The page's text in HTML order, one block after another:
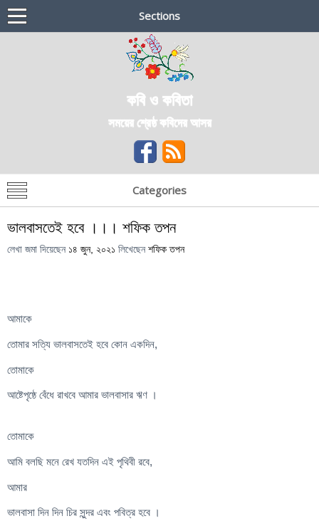
Sections
কবি ও কবিতা
সময়ের শ্রেষ্ঠ কবিদের আসর
Categories
ভালবাসতেই হবে ।।। শফিক তপন
লেখা জমা দিয়েছেন ১৪ জুন, ২০২১ লিখেছেন শফিক তপন
আমাকে
তোমার সত্যি ভালবাসতেই হবে কোন একদিন,
তোমাকে
আষ্টেপৃষ্ঠে বেঁধে রাখবে আমার ভালবাসার ঋণ ।
তোমাকে
আমি বলছি মনে রেখ যতদিন এই পৃথিবী রবে,
আমার
ভালবাসা দিন দিন চির সুন্দর এবং পবিত্র হবে ।